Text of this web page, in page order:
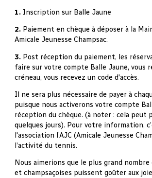
1. Inscription sur Balle Jaune
2. Paiement en chèque à déposer à la
Amicale Jeunesse Champsac.
3. Post réception du paiement, les
faire sur votre compte Balle Jaune, vous
créneau, vous recevez un code d'accès.
Il ne sera plus nécessaire de payer à
puisque nous activerons votre compte
réception du chèque. (à noter : cela peut
quelques jours). Pour votre information,
l'association l’AJC (Amicale Jeunesse
l’activité du tennis.
Nous aimerions que le plus grand nombre
et champsaçoises puissent goûter aux